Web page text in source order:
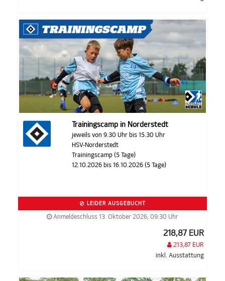
Trainingscamp in Norderstedt
jeweils von 9.30 Uhr bis 15.30 Uhr
HSV-Norderstedt
Trainingscamp (5 Tage)
12.10.2026 bis 16.10.2026 (5 Tage)
LEIDER AUSGEBUCHT
Anmeldeschluss 13. Oktober 2026, 09:30 Uhr
218,87 EUR
213,87 EUR
inkl. Ausstattung